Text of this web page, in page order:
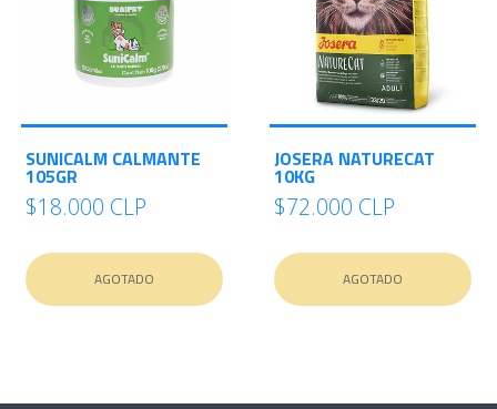
SUNICALM CALMANTE
105GR
$18.000 CLP
AGOTADO
JOSERA NATURECAT
10KG
$72.000 CLP
AGOTADO